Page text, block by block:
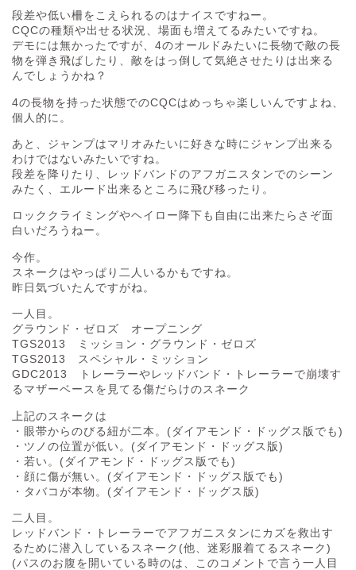
段差や低い柵をこえられるのはナイスですねー。
CQCの種類や出せる状況、場面も増えてるみたいですね。
デモには無かったですが、4のオールドみたいに長物で敵の長
物を弾き飛ばしたり、敵をはっ倒して気絶させたりは出来る
んでしょうかね？
4の長物を持った状態でのCQCはめっちゃ楽しいんですよね、
個人的に。
あと、ジャンプはマリオみたいに好きな時にジャンプ出来る
わけではないみたいですね。
段差を降りたり、レッドバンドのアフガニスタンでのシーン
みたく、エルード出来るところに飛び移ったり。
ロッククライミングやヘイロー降下も自由に出来たらさぞ面
白いだろうねー。
今作。
スネークはやっぱり二人いるかもですね。
昨日気づいたんですがね。
一人目。
グラウンド・ゼロズ オープニング
TGS2013 ミッション・グラウンド・ゼロズ
TGS2013 スペシャル・ミッション
GDC2013 トレーラーやレッドバンド・トレーラーで崩壊す
るマザーベースを見てる傷だらけのスネーク
上記のスネークは
・眼帯からのびる紐が二本。(ダイアモンド・ドッグス版でも)
・ツノの位置が低い。(ダイアモンド・ドッグス版)
・若い。(ダイアモンド・ドッグス版でも)
・顔に傷が無い。(ダイアモンド・ドッグス版でも)
・タバコが本物。(ダイアモンド・ドッグス版)
二人目。
レッドバンド・トレーラーでアフガニスタンにカズを救出す
るために潜入しているスネーク(他、迷彩服着てるスネーク)
(パスのお腹を開いている時のは、このコメントで言う一人目